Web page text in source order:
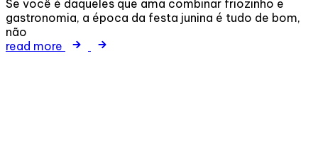
Se você é daqueles que ama combinar friozinho e
gastronomia, a época da festa junina é tudo de bom,
não
read more